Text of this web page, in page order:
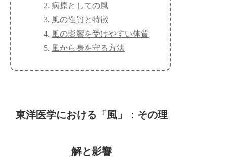
病原としての風
風の性質と特徴
風の影響を受けやすい体質
風から身を守る方法
東洋医学における「風」：その理
解と影響